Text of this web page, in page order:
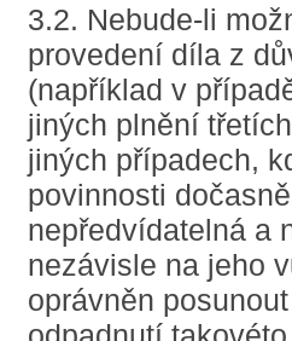
3.2. Nebude-li
provedení díla z
(například v
jiných plnění
jiných případech,
povinnosti
nepředvídatelná a
nezávisle na jeho
oprávněn